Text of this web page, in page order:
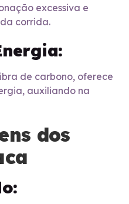
excessiva e
corrida.
de carbono, oferece
auxiliando na
dos